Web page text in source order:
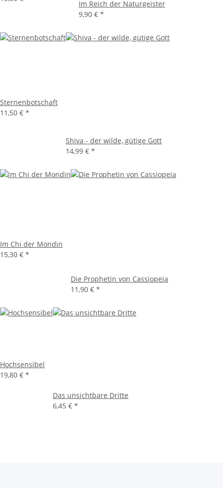
Im Reich der Naturgeister
9,90 € *
Sternenbotschaft
11,50 € *
Shiva - der wilde, gütige Gott
14,99 € *
Im Chi der Mondin
15,30 € *
Die Prophetin von Cassiopeia
11,90 € *
Hochsensibel
19,80 € *
Das unsichtbare Dritte
6,45 € *